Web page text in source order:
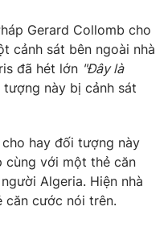
Gerard Collomb cho
cảnh sát bên ngoài nhà
đã hét lớn "Đây là
này bị cảnh sát
hay đối tượng này
cùng với một thẻ căn
Algeria. Hiện nhà
căn cước nói trên.